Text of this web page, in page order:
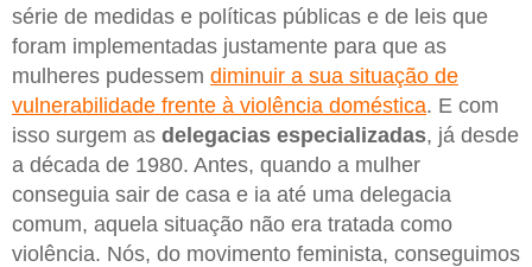
série de medidas e políticas públicas e de leis que
foram implementadas justamente para que as
mulheres pudessem diminuir a sua situação de
vulnerabilidade frente à violência doméstica. E com
isso surgem as delegacias especializadas, já desde
a década de 1980. Antes, quando a mulher
conseguia sair de casa e ia até uma delegacia
comum, aquela situação não era tratada como
violência. Nós, do movimento feminista, conseguimos